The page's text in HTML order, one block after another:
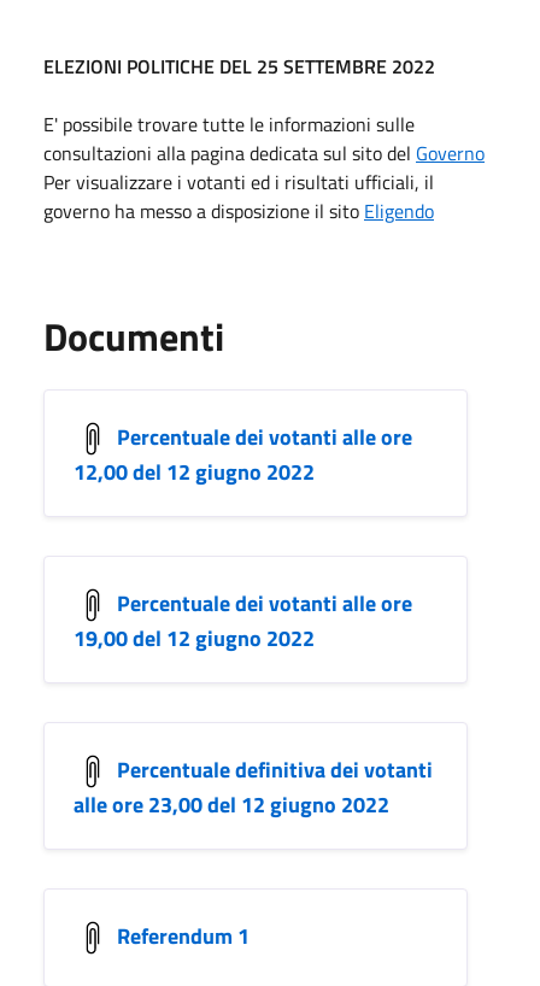
ELEZIONI POLITICHE DEL 25 SETTEMBRE 2022
E' possibile trovare tutte le informazioni sulle
consultazioni alla pagina dedicata sul sito del Governo
Per visualizzare i votanti ed i risultati ufficiali, il
governo ha messo a disposizione il sito Eligendo
Documenti
Percentuale dei votanti alle ore
12,00 del 12 giugno 2022
Percentuale dei votanti alle ore
19,00 del 12 giugno 2022
Percentuale definitiva dei votanti
alle ore 23,00 del 12 giugno 2022
Referendum 1